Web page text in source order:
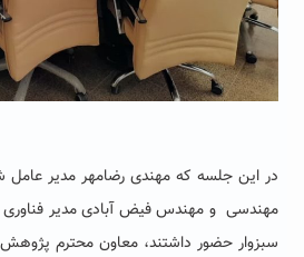
در این جلسه که مهندی رضامهر مدیر عامل
مهندسی و مهندس فیض آبادی مدیر فناوری
سبزوار حضور داشتند، معاون محترم پژوهش